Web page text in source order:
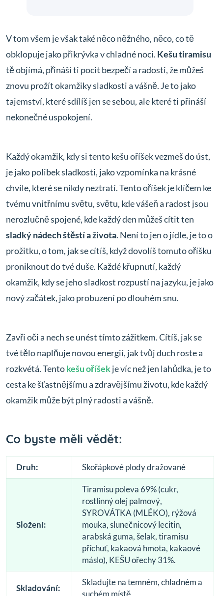
V tom všem je však také něco něžného, něco, co tě
obklopuje jako přikrývka v chladné noci. Kešu tiramisu
tě objímá, přináší ti pocit bezpečí a radosti, že můžeš
znovu prožít okamžiky sladkosti a vášně. Je to jako
tajemství, které sdílíš jen se sebou, ale které ti přináší
nekonečné uspokojení.
Každý okamžik, kdy si tento kešu oříšek vezmeš do úst,
je jako polibek sladkosti, jako vzpomínka na krásné
chvíle, které se nikdy neztratí. Tento oříšek je klíčem ke
tvému vnitřnímu světu, světu, kde vášeň a radost jsou
nerozlučně spojené, kde každý den můžeš cítit ten
sladký nádech štěstí a života. Není to jen o jídle, je to o
prožitku, o tom, jak se cítíš, když dovolíš tomuto oříšku
proniknout do tvé duše. Každé křupnutí, každý
okamžik, kdy se jeho sladkost rozpustí na jazyku, je jako
nový začátek, jako probuzení po dlouhém snu.
Zavři oči a nech se unést tímto zážitkem. Cítíš, jak se
tvé tělo naplňuje novou energií, jak tvůj duch roste a
rozkvétá. Tentokešu oříšekje víc než jen lahůdka, je to
cesta ke šťastnějšímu a zdravějšímu životu, kde každý
okamžik může být plný radosti a vášně.
Co byste měli vědět:
Druh: Skořápkové plody dražované
Složení:
Tiramisu poleva 69% (cukr,
rostlinný olej palmový,
SYROVÁTKA (MLÉKO), rýžová
mouka, slunečnicový lecitin,
arabská guma, šelak, tiramisu
příchuť, kakaová hmota, kakaové
máslo), KEŠU ořechy 31%.
Skladování:
Skladujte na temném, chladném a
suchém místě